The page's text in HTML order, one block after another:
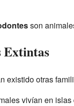
son
Extintas
existido otras
vivían en